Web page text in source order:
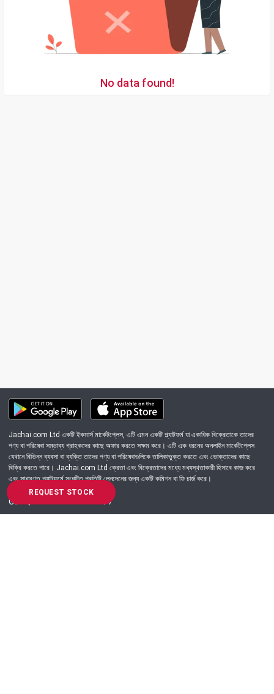
REQUEST STOCK
No data found!
Jachai.com Ltd একটি ইকমার্স মার্কেটপ্লেস, এটি এমন একটি প্ল্যাটফর্ম যা একাধিক বিক্রেতাকে তাদের
পণ্য বা পরিষেবা সম্ভাব্য গ্রাহকদের কাছে অফার করতে সক্ষম করে। এটি এক ধরনের অনলাইন মার্কেটপ্লেস
যেখানে বিভিন্ন ব্যবসা বা ব্যক্তি তাদের পণ্য বা পরিষেবাগুলিকে তালিকাভুক্ত করতে এবং ভোক্তাদের কাছে
বিক্রি করতে পারে। Jachai.com Ltd ক্রেতা এবং বিক্রেতাদের মধ্যে মধ্যস্থতাকারী হিসাবে কাজ করে
এবং সাধারণত প্ল্যাটফর্মে সংঘটিত প্রতিটি লেনদেনের জন্য একটি কমিশন বা ফি চার্জ করে।
Got Question? Call us 24/7